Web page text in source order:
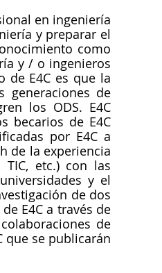
en ingeniería
y preparar el
como
y / o ingenieros
de E4C es que la
generaciones de
los ODS. E4C
becarios de E4C
por E4C a
de la experiencia
etc.) con las
y el
de dos
E4C a través de
de
que se publicarán